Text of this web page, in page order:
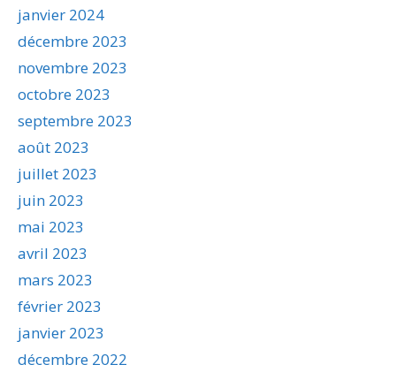
janvier 2024
décembre 2023
novembre 2023
octobre 2023
septembre 2023
août 2023
juillet 2023
juin 2023
mai 2023
avril 2023
mars 2023
février 2023
janvier 2023
décembre 2022